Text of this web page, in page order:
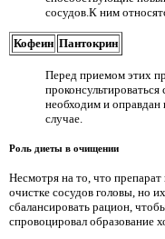
сосудов.К ним
Кофеин Пантокрин
Перед приемом этих
необходим и
случае.
Роль диеты в очищении
Несмотря на то, что
очистке сосудов головы, но
сбалансировать рацион,
спровоцировал образование